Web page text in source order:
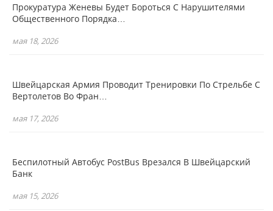
Прокуратура Женевы Будет Бороться С Нарушителями
Общественного Порядка…
мая 18, 2026
Швейцарская Армия Проводит Тренировки По Стрельбе С
Вертолетов Во Фран…
мая 17, 2026
Беспилотный Автобус PostBus Врезался В Швейцарский
Банк
мая 15, 2026